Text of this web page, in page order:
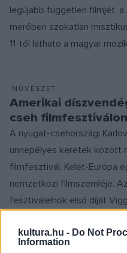
kultura.hu - Do Not
Information
legújabb független filmjét,
merőben szokatlan
11-től látható a magyar
MŰVÉSZET
Amerikai
cseh filmfesztiválon
A nyugat-csehországi
ünnepélyes keretek között
filmfesztivál, Kelet-Európa
nemzetközi filmszemléje.
fesztiválelnök első díját